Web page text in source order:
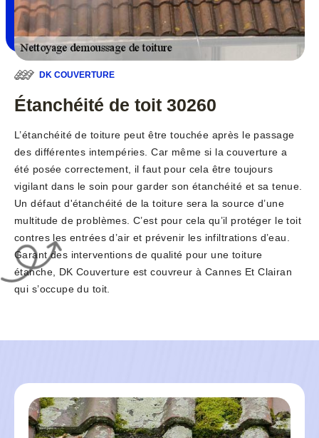
DK COUVERTURE
Étanchéité de toit 30260
L’étanchéité de toiture peut être touchée après le passage
des différentes intempéries. Car même si la couverture a
été posée correctement, il faut pour cela être toujours
vigilant dans le soin pour garder son étanchéité et sa tenue.
Un défaut d'étanchéité de la toiture sera la source d’une
multitude de problèmes. C’est pour cela qu’il protéger le toit
contres les entrées d’air et prévenir les infiltrations d’eau.
Garant des interventions de qualité pour une toiture
étanche, DK Couverture est couvreur à Cannes Et Clairan
qui s’occupe du toit.